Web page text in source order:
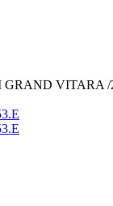
GRAND VITARA